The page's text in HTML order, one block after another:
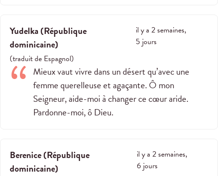
Yudelka(République
dominicaine)
il y a 2 semaines,
5 jours
(traduit de Espagnol)
Mieux vaut vivre dans un désert qu’avec une
femme querelleuse et agaçante. Ô mon
Seigneur, aide-moi à changer ce cœur aride.
Pardonne-moi, ô Dieu.
Berenice(République
dominicaine)
il y a 2 semaines,
6 jours